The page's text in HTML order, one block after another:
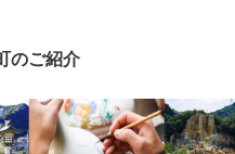
のご紹介